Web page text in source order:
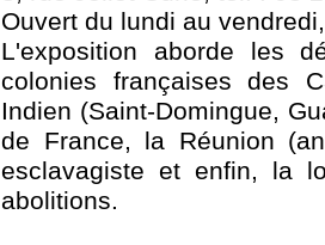
Ouvert du lundi au
L'exposition aborde les
colonies françaises des
Indien (Saint-Domingue,
de France, la Réunion
esclavagiste et enfin, la
abolitions.